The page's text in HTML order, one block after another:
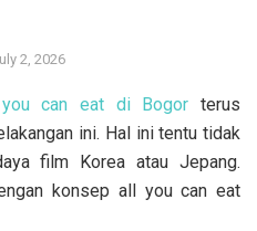
2, 2026
can eat di Bogor terus
ini. Hal ini tentu tidak
film Korea atau Jepang.
konsep all you can eat